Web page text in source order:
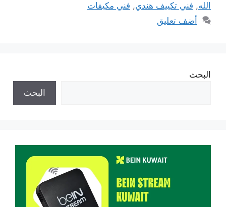
الله, فني تكييف هندي, فني مكيفات
أضف تعليق
البحث
البحث